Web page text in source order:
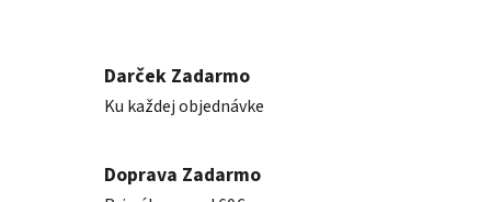
Darček Zadarmo
Ku každej objednávke
Doprava Zadarmo